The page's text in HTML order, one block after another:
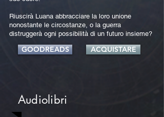
Riuscirà Luana abbracciare la loro unione
nonostante le circostanze, o la guerra
distruggerà ogni possibilità di un futuro insieme?
GOODREADS ACQUISTARE
Audiolibri